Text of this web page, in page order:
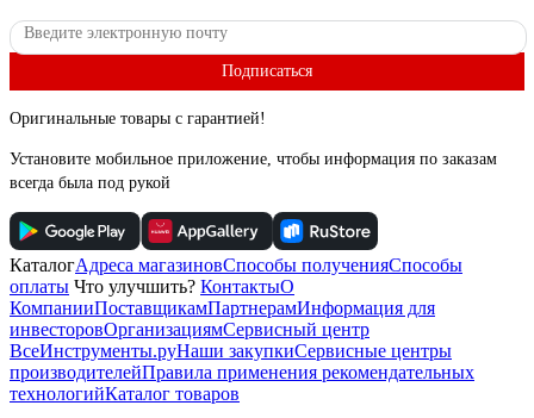
Подписаться
Оригинальные товары с гарантией!
Установите мобильное приложение, чтобы информация по заказам
всегда была под рукой
КаталогАдреса магазиновСпособы полученияСпособы
оплаты Что улучшить? КонтактыО
КомпанииПоставщикамПартнерамИнформация для
инвесторовОрганизациямСервисный центр
ВсеИнструменты.руНаши закупкиСервисные центры
производителейПравила применения рекомендательных
технологийКаталог товаров